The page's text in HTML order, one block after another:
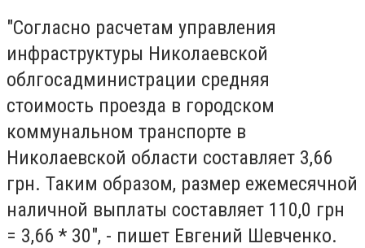
"Согласно расчетам управления
инфраструктуры Николаевской
облгосадминистрации средняя
стоимость проезда в городском
коммунальном транспорте в
Николаевской области составляет 3,66
грн. Таким образом, размер ежемесячной
наличной выплаты составляет 110,0 грн
= 3,66 * 30", - пишет Евгений Шевченко.